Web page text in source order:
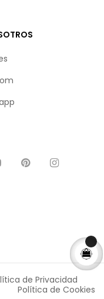
de Privacidad
Política de Cookies